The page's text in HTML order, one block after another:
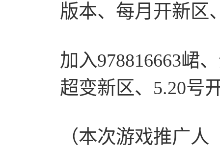
版本、每月开新区
加入978816663峮
超变新区、5.20号
（本次游戏推广